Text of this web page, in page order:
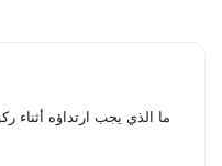
ما الذي يجب ارتداؤه أثناء